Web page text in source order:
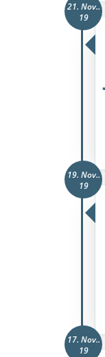
21. Nov..
19
19. Nov..
19
17. Nov..
19